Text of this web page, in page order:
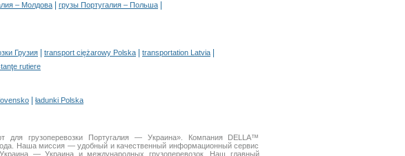
– Молдова грузы Португалия – Польша
Грузия transport ciężarowy Polska transportation Latvia
rutiere
ładunki Polska
для грузоперевозки Португалия — Украина». Компания DELLA™
Наша миссия — удобный и качественный информационный сервис
— Украина и международных грузоперевозок. Наш главный